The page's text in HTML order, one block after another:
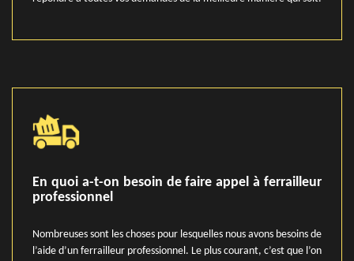
En quoi a-t-on besoin de faire appel à ferrailleur
professionnel
Nombreuses sont les choses pour lesquelles nous avons besoins de
l’aide d’un ferrailleur professionnel. Le plus courant, c’est que l’on